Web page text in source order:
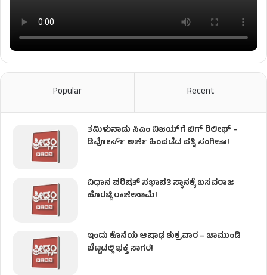
Popular Recent
ತಮಿಳುನಾಡು ಸಿಎಂ ವಿಜಯ್‌ಗೆ ಬಿಗ್ ರಿಲೀಫ್ –
ಡಿವೋರ್ಸ್ ಅರ್ಜಿ ಹಿಂಪಡೆದ ಪತ್ನಿ ಸಂಗೀತಾ!
ವಿಧಾನ ಪರಿಷತ್ ಸಭಾಪತಿ ಸ್ಥಾನಕ್ಕೆ ಬಸವರಾಜ
ಹೊರಟ್ಟಿ ರಾಜೀನಾಮೆ!
ಇಂದು ಕೊನೆಯ ಆಷಾಢ ಶುಕ್ರವಾರ – ಚಾಮುಂಡಿ
ಬೆಟ್ಟದಲ್ಲಿ ಭಕ್ತ ಸಾಗರ!